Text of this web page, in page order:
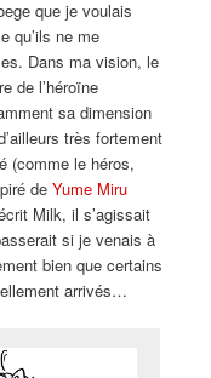
que je voulais
qu’ils ne me
Dans ma vision, le
de l’héroïne
sa dimension
très fortement
(comme le héros,
deYume Miru
écrit Milk, il s’agissait
si je venais à
bien que certains
arrivés…